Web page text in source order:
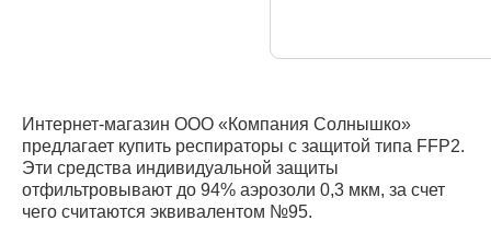
Интернет-магазин ООО «Компания Солнышко»
предлагает купить респираторы с защитой типа FFP2.
Эти средства индивидуальной защиты
отфильтровывают до 94% аэрозоли 0,3 мкм, за счет
чего считаются эквивалентом №95.